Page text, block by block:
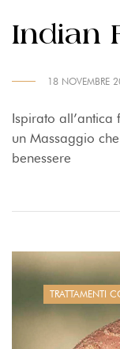
Indian
18 NOVEMBRE
Ispirato all’antica
un Massaggio
benessere
TRATTAMENTI